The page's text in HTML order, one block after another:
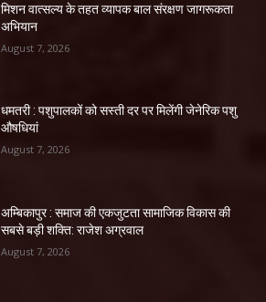
मिशन वात्सल्य के तहत व्यापक बाल संरक्षण जागरूकता
अभियान
August 7, 2026
धमतरी : पशुपालकों को सस्ती दर पर मिलेंगी जेनेरिक पशु
औषधियां
August 7, 2026
अम्बिकापुर : समाज की एकजुटता सामाजिक विकास की
सबसे बड़ी शक्ति: राजेश अग्रवाल
August 7, 2026